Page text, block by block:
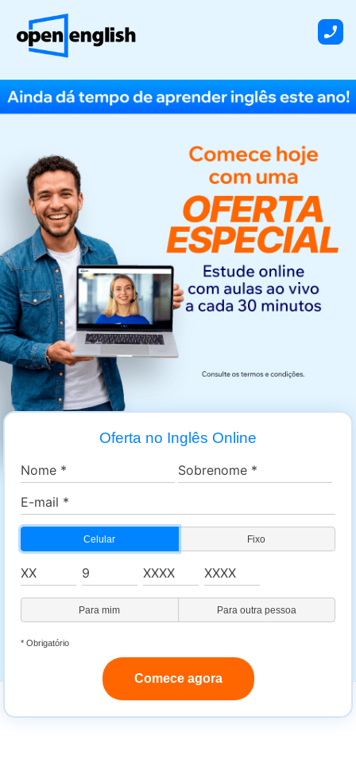
Oferta no Inglês Online
Celular Fixo
Para mim Para outra pessoa
* Obrigatório
Comece agora